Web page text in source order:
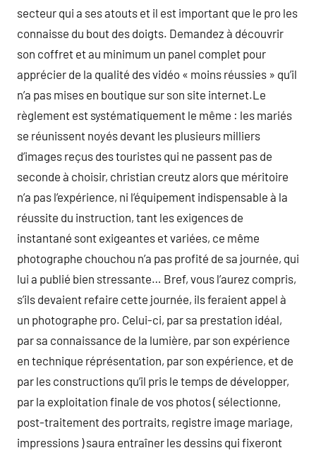
secteur qui a ses atouts et il est important que le pro les
connaisse du bout des doigts. Demandez à découvrir
son coffret et au minimum un panel complet pour
apprécier de la qualité des vidéo « moins réussies » qu’il
n’a pas mises en boutique sur son site internet.Le
règlement est systématiquement le même : les mariés
se réunissent noyés devant les plusieurs milliers
d’images reçus des touristes qui ne passent pas de
seconde à choisir, christian creutz alors que méritoire
n’a pas l’expérience, ni l’équipement indispensable à la
réussite du instruction, tant les exigences de
instantané sont exigeantes et variées, ce même
photographe chouchou n’a pas profité de sa journée, qui
lui a publié bien stressante… Bref, vous l’aurez compris,
s’ils devaient refaire cette journée, ils feraient appel à
un photographe pro. Celui-ci, par sa prestation idéal,
par sa connaissance de la lumière, par son expérience
en technique réprésentation, par son expérience, et de
par les constructions qu’il pris le temps de développer,
par la exploitation finale de vos photos ( sélectionne,
post-traitement des portraits, registre image mariage,
impressions ) saura entraîner les dessins qui fixeront